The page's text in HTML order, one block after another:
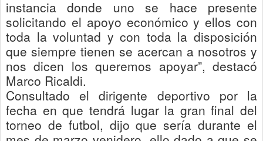
instancia donde uno se hace presente
solicitando el apoyo económico y ellos con
toda la voluntad y con toda la disposición
que siempre tienen se acercan a nosotros y
nos dicen los queremos apoyar”, destacó
Marco Ricaldi.
Consultado el dirigente deportivo por la
fecha en que tendrá lugar la gran final del
torneo de futbol, dijo que sería durante el